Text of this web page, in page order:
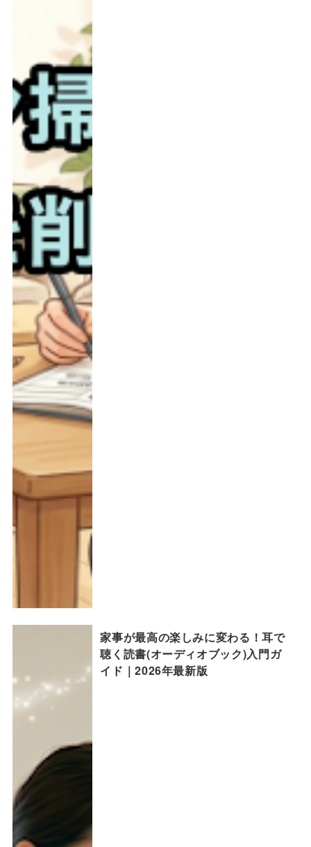
家事が最高の楽しみに変わる！耳で
聴く読書(オーディオブック)入門ガ
イド｜2026年最新版